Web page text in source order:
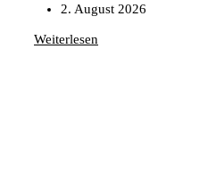
2. August 2026
Weiterlesen